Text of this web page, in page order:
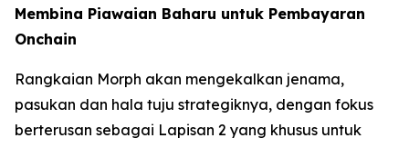
Membina Piawaian Baharu untuk Pembayaran
Onchain
Rangkaian Morph akan mengekalkan jenama,
pasukan dan hala tuju strategiknya, dengan fokus
berterusan sebagai Lapisan 2 yang khusus untuk